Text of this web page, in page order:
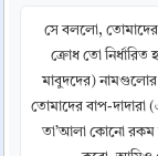
সে বললো,
ক্রোধ তো
মাবুদদের) নামগুলোর
তোমাদের বাপ-দাদারা
তা’আলা কোনো রকম